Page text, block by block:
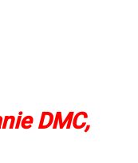
DMC,